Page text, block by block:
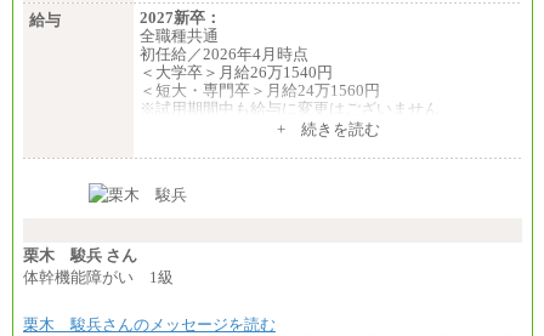
給与
2027新卒：
全職種共通
初任給／2026年4月時点
＜大学卒＞月給26万1540円
＜短大・専門卒＞月給24万1560円
※試用期間中も給与に変更はございません
月給24万円～
※試用期間中も給与に変更はございません
+ 続きを読む
栗木 駿兵 さん
体幹機能障がい 1級
栗木 駿兵さんのメッセージを読む